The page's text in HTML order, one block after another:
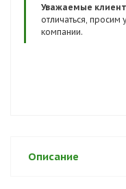
Уважаемые
отличаться,
компании.
Описание